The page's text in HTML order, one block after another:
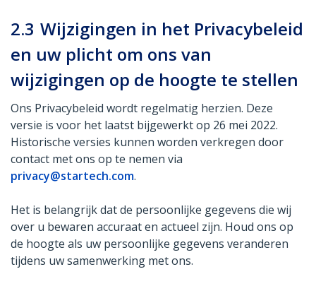
2.3 Wijzigingen in het Privacybeleid
en uw plicht om ons van
wijzigingen op de hoogte te stellen
Ons Privacybeleid wordt regelmatig herzien. Deze
versie is voor het laatst bijgewerkt op 26 mei 2022.
Historische versies kunnen worden verkregen door
contact met ons op te nemen via
privacy@startech.com.
Het is belangrijk dat de persoonlijke gegevens die wij
over u bewaren accuraat en actueel zijn. Houd ons op
de hoogte als uw persoonlijke gegevens veranderen
tijdens uw samenwerking met ons.